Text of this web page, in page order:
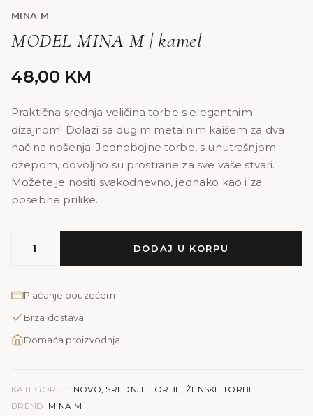
MINA M
MODEL MINA M | kamel
48,00 KM
Praktična srednja veličina torbe s elegantnim
dizajnom! Dolazi sa dugim metalnim kaišem za dva
načina nošenja. Jednobojne torbe, s unutrašnjom
džepom, dovoljno su prostrane za sve vaše stvari.
Možete je nositi svakodnevno, jednako kao i za
posebne prilike.
MINA
|
količina
DODAJ U KORPU
Plaćanje pouzećem
Brza dostava
Domaća proizvodnja
KATEGORIJE: NOVO, SREDNJE TORBE, ŽENSKE TORBE
BREND: MINA M